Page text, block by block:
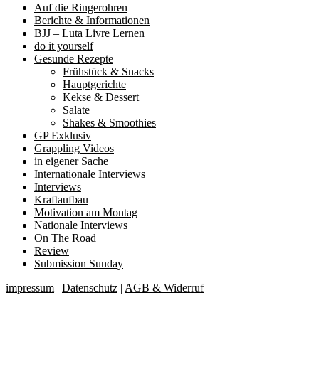
Auf die Ringerohren
Berichte & Informationen
BJJ – Luta Livre Lernen
do it yourself
Gesunde Rezepte
Frühstück & Snacks
Hauptgerichte
Kekse & Dessert
Salate
Shakes & Smoothies
GP Exklusiv
Grappling Videos
in eigener Sache
Internationale Interviews
Interviews
Kraftaufbau
Motivation am Montag
Nationale Interviews
On The Road
Review
Submission Sunday
impressum | Datenschutz | AGB & Widerruf